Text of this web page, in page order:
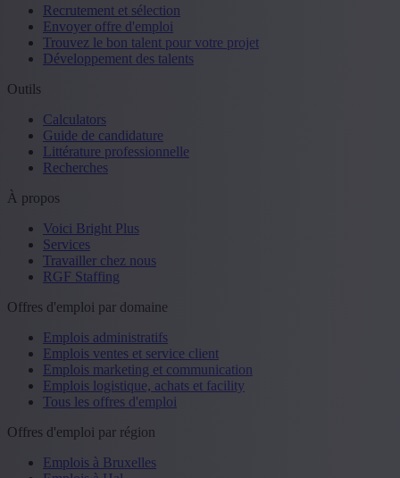
Recrutement et sélection
Envoyer offre d'emploi
Trouvez le bon talent pour votre projet
Développement des talents
Outils
Calculators
Guide de candidature
Littérature professionnelle
Recherches
À propos
Voici Bright Plus
Services
Travailler chez nous
RGF Staffing
Offres d'emploi par domaine
Emplois administratifs
Emplois ventes et service client
Emplois marketing et communication
Emplois logistique, achats et facility
Tous les offres d'emploi
Offres d'emploi par région
Emplois à Bruxelles